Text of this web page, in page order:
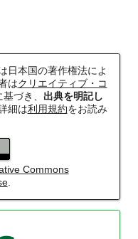
日本国の著作権法によ
はクリエイティブ・コ
基づき、 出典を明記し
細は利用規約をお読み
Commons
.